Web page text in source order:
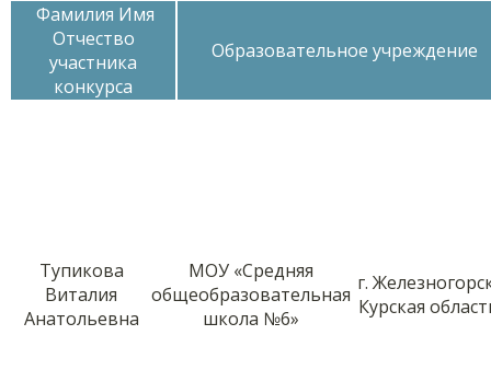
Фамилия Имя
Отчество
участника
конкурса
Образовательное учреждение
Тупикова
Виталия
Анатольевна
МОУ «Средняя
общеобразовательная
школа №6»
г.
Курская